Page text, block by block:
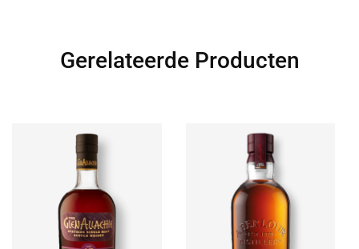
Gerelateerde Producten